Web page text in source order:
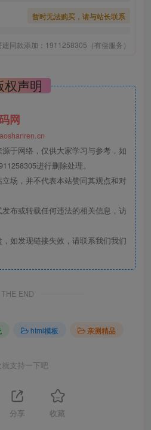
暂时无法购买，请与站长联系
建同款添加：1911258305（有偿服务）
权声明
网
于网络，仅供大家学习与参考，如
进行删除处理。
场，并不代表本站赞同其观点和对
布或转载任何违法的相关信息，访
如发现链接失效，请联系我们我们
THE END
html模板 亲测精品
就支持一下吧
分享 收藏